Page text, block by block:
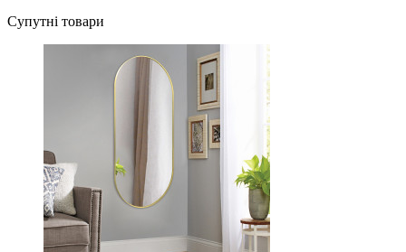
Супутні товари